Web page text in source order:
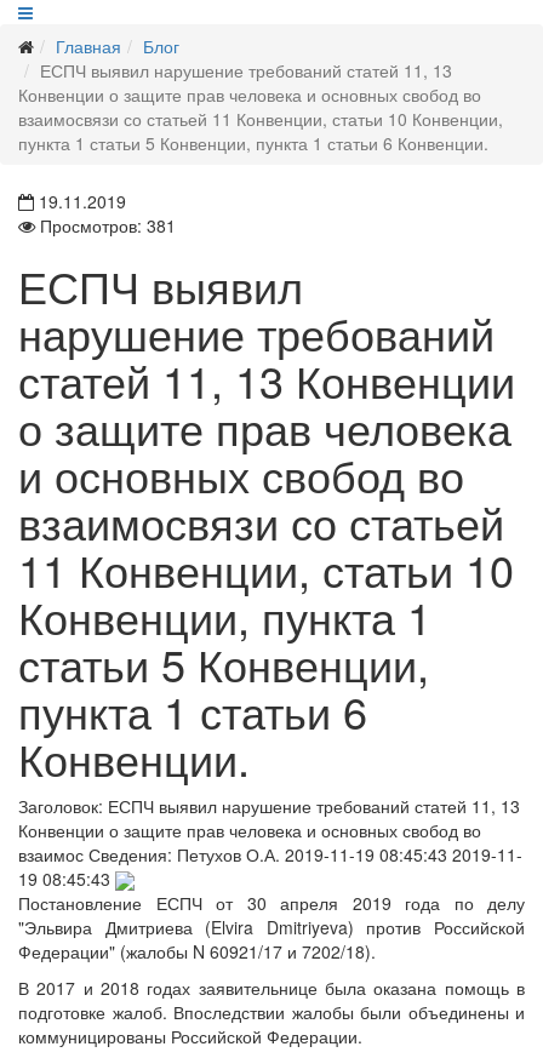
Главная
Блог
ЕСПЧ выявил нарушение требований статей 11, 13
Конвенции о защите прав человека и основных свобод во
взаимосвязи со статьей 11 Конвенции, статьи 10 Конвенции,
пункта 1 статьи 5 Конвенции, пункта 1 статьи 6 Конвенции.
19.11.2019
Просмотров: 381
ЕСПЧ выявил
нарушение требований
статей 11, 13 Конвенции
о защите прав человека
и основных свобод во
взаимосвязи со статьей
11 Конвенции, статьи 10
Конвенции, пункта 1
статьи 5 Конвенции,
пункта 1 статьи 6
Конвенции.
Заголовок: ЕСПЧ выявил нарушение требований статей 11, 13
Конвенции о защите прав человека и основных свобод во
взаимос Сведения: Петухов О.А. 2019-11-19 08:45:43 2019-11-
19 08:45:43
Постановление ЕСПЧ от 30 апреля 2019 года по делу
"Эльвира Дмитриева (Elvira Dmitriyeva) против Российской
Федерации" (жалобы N 60921/17 и 7202/18).
В 2017 и 2018 годах заявительнице была оказана помощь в
подготовке жалоб. Впоследствии жалобы были объединены и
коммуницированы Российской Федерации.